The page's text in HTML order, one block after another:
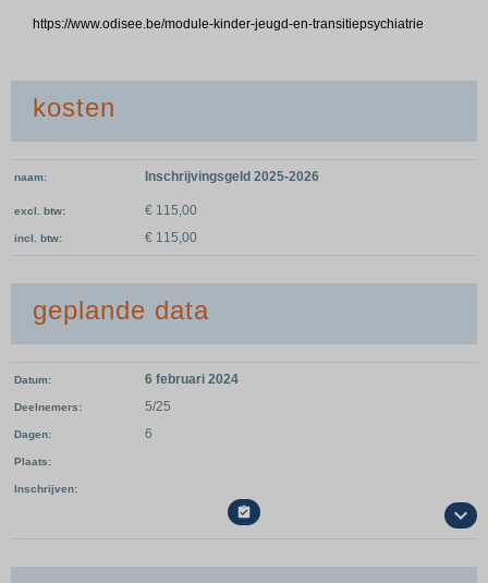
https://www.odisee.be/module-kinder-jeugd-en-transitiepsychiatrie
kosten
naam Inschrijvingsgeld 2025-2026
excl. btw € 115,00
incl. btw € 115,00
geplande data
Datum 6 februari 2024
Deelnemers 5/25
Dagen 6
Plaats
Inschrijven
